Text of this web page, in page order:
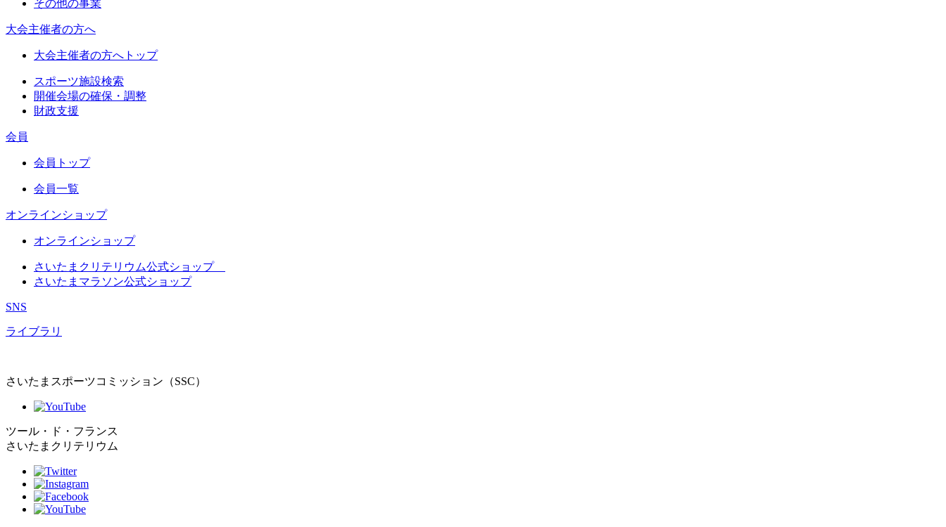
その他の事業
大会主催者の方へ
大会主催者の方へトップ
スポーツ施設検索
開催会場の確保・調整
財政支援
会員
会員トップ
会員一覧
オンラインショップ
オンラインショップ
さいたまクリテリウム公式ショップ
さいたまマラソン公式ショップ
SNS
ライブラリ
さいたまスポーツコミッション（SSC）
ツール・ド・フランス
さいたまクリテリウム